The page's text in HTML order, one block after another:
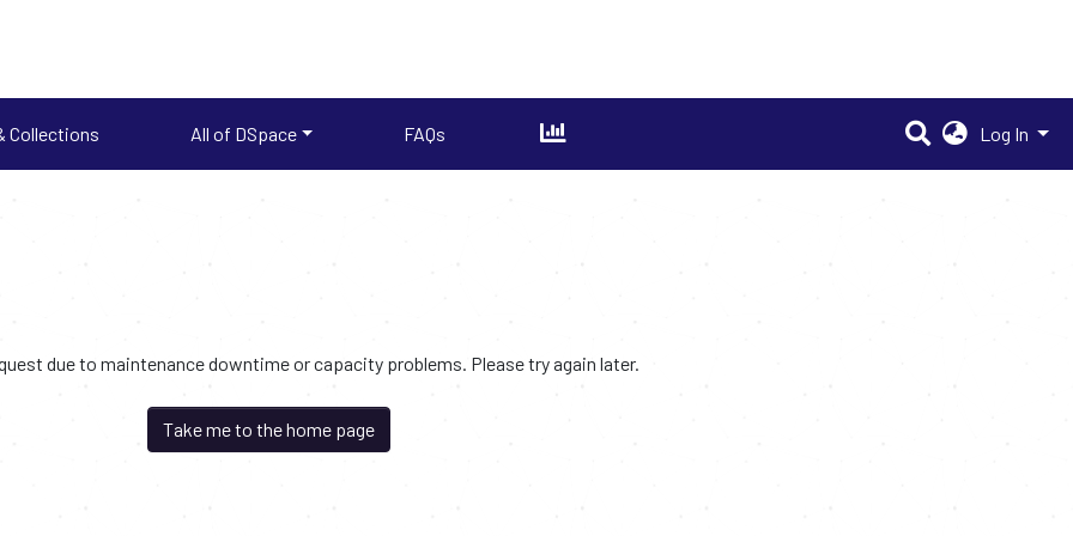
Collections All of DSpace FAQs Log In
due to maintenance downtime or capacity problems. Please try again later.
Take me to the home page